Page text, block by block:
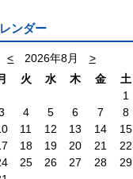
ンダー
< 2026年8月
>
火 水 木 金
土
1
4 5 6 7
8
11 12 13 14
15
18 19 20 21
22
25 26 27 28
29